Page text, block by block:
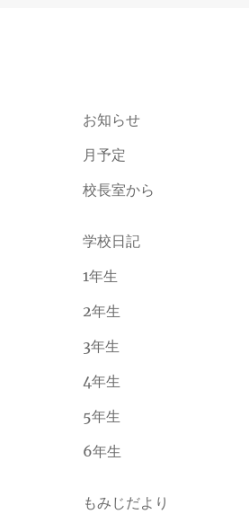
お知らせ
月予定
校長室から
学校日記
1年生
2年生
3年生
4年生
5年生
6年生
もみじだより